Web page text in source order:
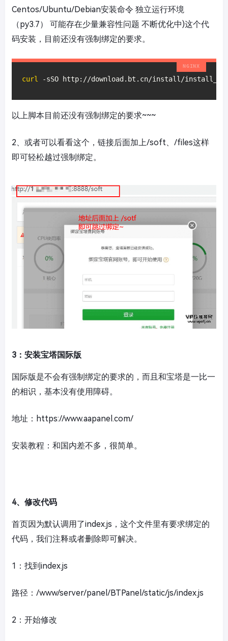
Centos/Ubuntu/Debian安装命令 独立运行环境
（py3.7） 可能存在少量兼容性问题 不断优化中)这个代
码安装，目前还没有强制绑定的要求。
curl -sSO http://download.bt.cn/install/
以上脚本目前还没有强制绑定的要求~~~
2、或者可以看看这个，链接后面加上/soft、/files这样
即可轻松越过强制绑定。
3：安装宝塔国际版
国际版是不会有强制绑定的要求的，而且和宝塔是一比一
的相识，基本没有使用障碍。
地址：https://www.aapanel.com/
安装教程：和国内差不多，很简单。
4、修改代码
首页因为默认调用了index.js，这个文件里有要求绑定的
代码，我们注释或者删除即可解决。
1：找到index.js
路径：/www/server/panel/BTPanel/static/js/index.js
2：开始修改